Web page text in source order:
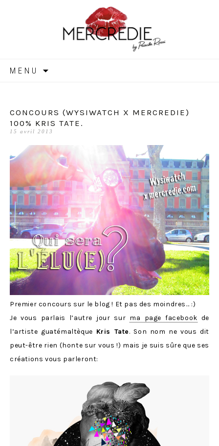
MERCREDIE
MENU
CONCOURS (WYSIWATCH X MERCREDIE)
100% KRIS TATE.
15 avril 2013
Premier concours sur le blog ! Et pas des moindres… :)
Je vous parlais l’autre jour sur ma page facebook de
l’artiste guatémaltèque Kris Tate. Son nom ne vous dit
peut-être rien (honte sur vous !) mais je suis sûre que ses
créations vous parleront: